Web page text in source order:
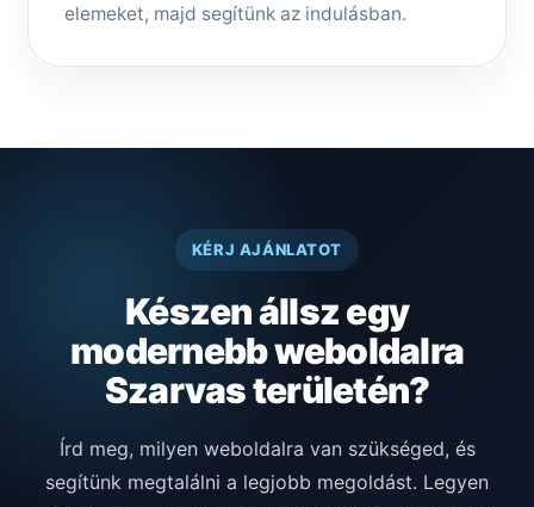
elemeket, majd segítünk az indulásban.
KÉRJ AJÁNLATOT
Készen állsz egy
modernebb weboldalra
Szarvas területén?
Írd meg, milyen weboldalra van szükséged, és
segítünk megtalálni a legjobb megoldást. Legyen